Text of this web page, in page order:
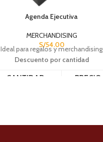
Agenda Ejecutiva
MERCHANDISING
S/54.00
Ideal para regalos y merchandising
Descuento por cantidad
CANTIDAD PRECIO